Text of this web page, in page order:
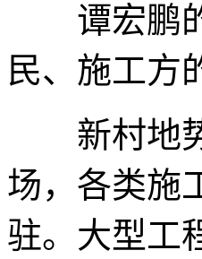
谭宏鹏的
民、施工方
新村地势
场，各类施
驻。大型工